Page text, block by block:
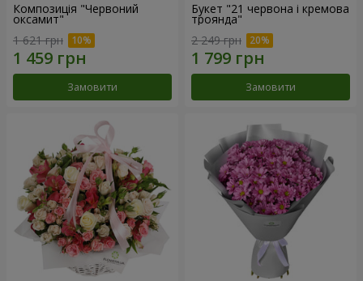
Композиція "Червоний
оксамит"
1 621 грн
Замовити
Букет "21 червона і кремова
троянда"
2 249 грн
Замовити